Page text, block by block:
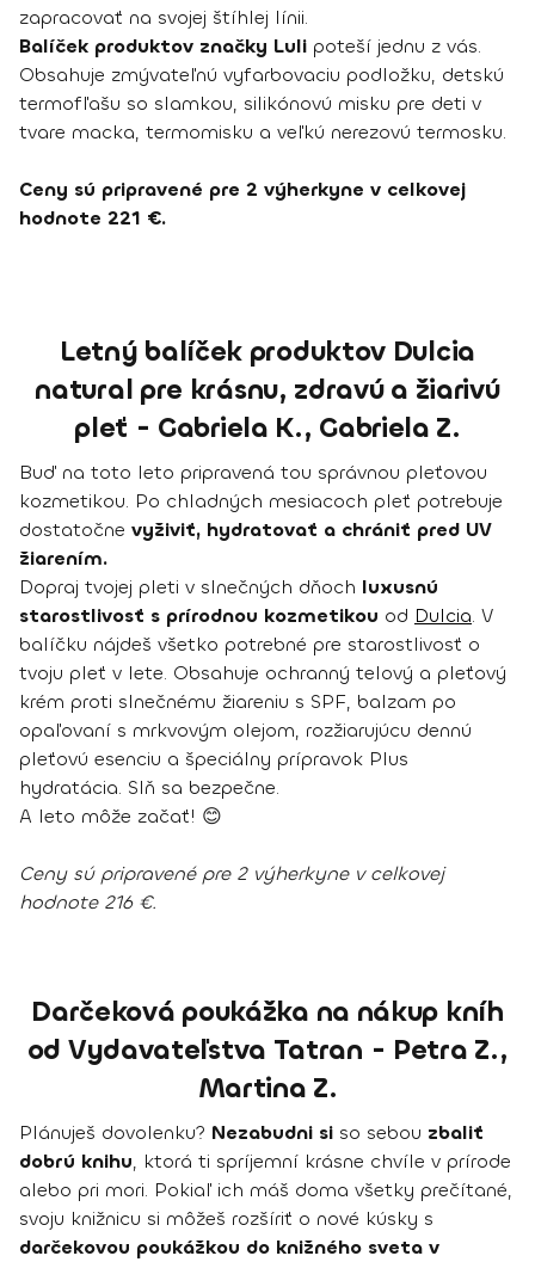
zapracovať na svojej štíhlej línii.
Balíček produktov značky Luli poteší jednu z vás.
Obsahuje zmývateľnú vyfarbovaciu podložku, detskú
termofľašu so slamkou, silikónovú misku pre deti v
tvare macka, termomisku a veľkú nerezovú termosku.
Ceny sú pripravené pre 2 výherkyne v celkovej
hodnote 221 €.
Letný balíček produktov Dulcia
natural pre krásnu, zdravú a žiarivú
pleť - Gabriela K., Gabriela Z.
Buď na toto leto pripravená tou správnou pleťovou
kozmetikou. Po chladných mesiacoch pleť potrebuje
dostatočne vyživiť, hydratovať a chrániť pred UV
žiarením.
Dopraj tvojej pleti v slnečných dňoch luxusnú
starostlivosť s prírodnou kozmetikou od Dulcia. V
balíčku nájdeš všetko potrebné pre starostlivosť o
tvoju pleť v lete. Obsahuje ochranný telový a pleťový
krém proti slnečnému žiareniu s SPF, balzam po
opaľovaní s mrkvovým olejom, rozžiarujúcu dennú
pleťovú esenciu a špeciálny prípravok Plus
hydratácia. Slň sa bezpečne.
A leto môže začať! 😊
Ceny sú pripravené pre 2 výherkyne v celkovej
hodnote 216 €.
Darčeková poukážka na nákup kníh
od Vydavateľstva Tatran - Petra Z.,
Martina Z.
Plánuješ dovolenku? Nezabudni si so sebou zbaliť
dobrú knihu, ktorá ti spríjemní krásne chvíle v prírode
alebo pri mori. Pokiaľ ich máš doma všetky prečítané,
svoju knižnicu si môžeš rozšíriť o nové kúsky s
darčekovou poukážkou do knižného sveta v